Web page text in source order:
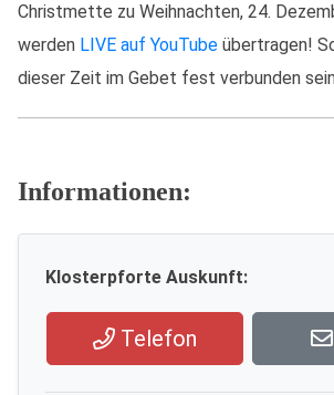
Christmette zu Weihnachten, 24.
werden LIVE auf YouTube übertragen!
dieser Zeit im Gebet fest verbunden
Informationen:
Klosterpforte Auskunft:
Telefon